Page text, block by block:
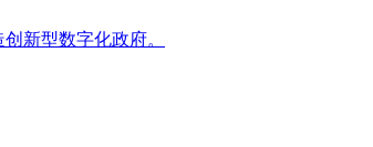
新型数字化政府。